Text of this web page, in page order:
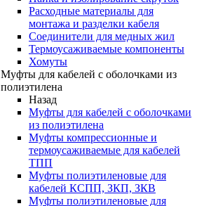
Расходные материалы для
монтажа и разделки кабеля
Соединители для медных жил
Термоусаживаемые компоненты
Хомуты
Муфты для кабелей с оболочками из
полиэтилена
Назад
Муфты для кабелей с оболочками
из полиэтилена
Муфты компрессионные и
термоусаживаемые для кабелей
ТПП
Муфты полиэтиленовые для
кабелей КСПП, ЗКП, ЗКВ
Муфты полиэтиленовые для